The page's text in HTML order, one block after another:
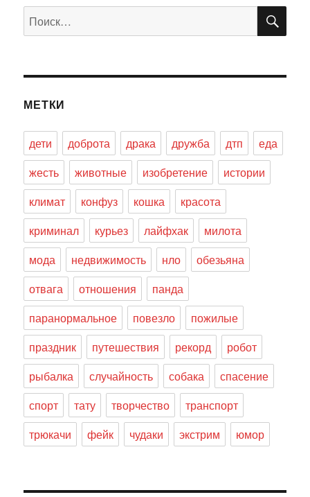
Искать:
МЕТКИ
дети доброта драка дружба дтп
еда
жесть
животные изобретение
истории
климат
конфуз кошка
красота
криминал
курьез лайфхак
милота
мода
недвижимость нло
обезьяна
отвага
отношения
панда
паранормальное
повезло
пожилые
праздник
путешествия рекорд
робот
рыбалка
случайность собака
спасение
спорт
тату творчество
транспорт
трюкачи
фейк чудаки экстрим юмор